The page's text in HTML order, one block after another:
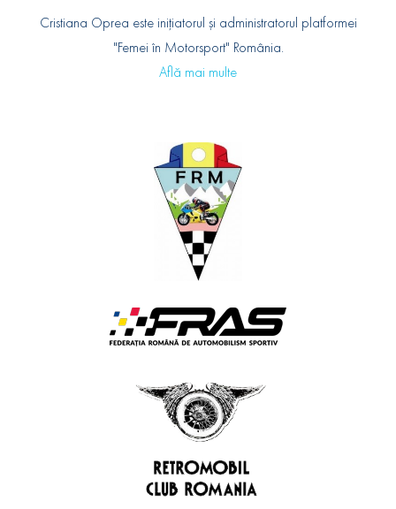
Cristiana Oprea este inițiatorul și administratorul platformei
"Femei în Motorsport" România.
Află mai multe